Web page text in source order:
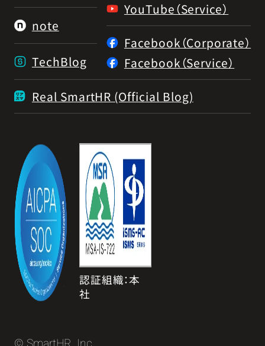
note
TechBlog
YouTube（Service）
Facebook（Corporate）
Facebook（Service）
Real SmartHR (Official Blog)
認証組織：本
社